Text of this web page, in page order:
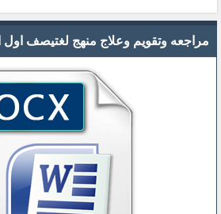
مراجعه وتقويم وعلاج منهج لغتيصف اول